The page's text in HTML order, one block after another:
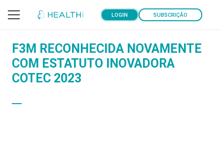
LOGIN SUBSCRIÇÃO
F3M RECONHECIDA NOVAMENTE
COM ESTATUTO INOVADORA
COTEC 2023